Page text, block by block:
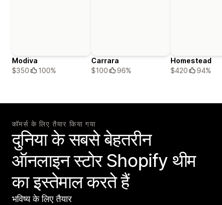
Modiva
$350
100%
Carrara
$100
96%
Homestead
$420
94%
कॉमर्स के लिए तैयार किया गया
दुनिया के सबसे बेहतरीन
ऑनलाइन स्टोर Shopify थीम
का इस्तेमाल करते हैं
भविष्य के लिए तैयार